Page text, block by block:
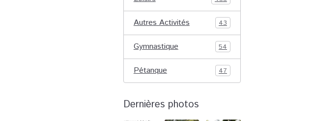
Autres Activités 43
Gymnastique 54
Pétanque 47
Dernières photos